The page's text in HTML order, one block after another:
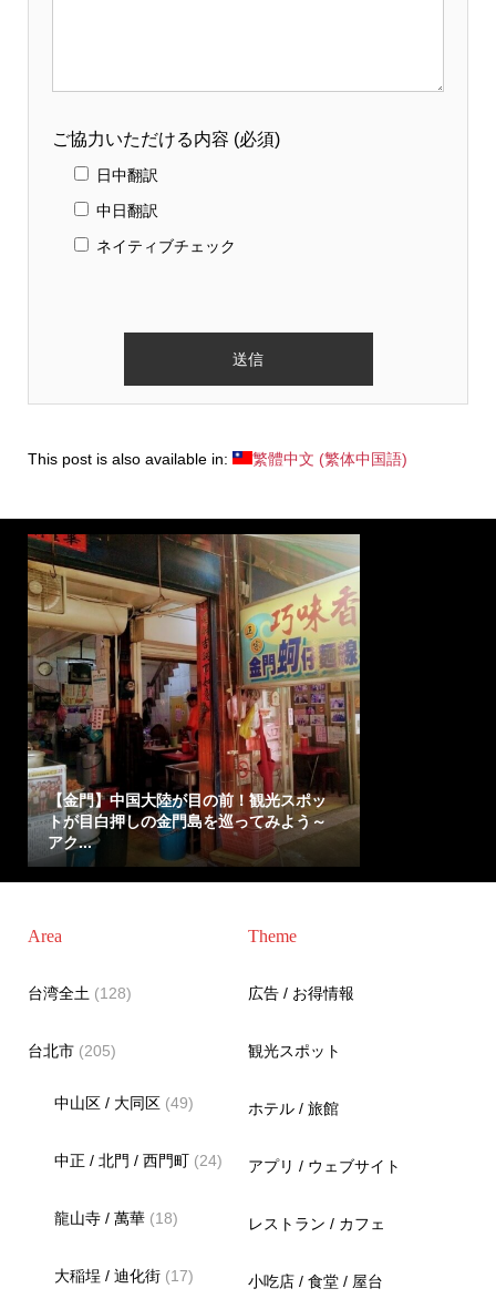
ご協力いただける内容 (必須)
日中翻訳
中日翻訳
ネイティブチェック
This post is also available in: 繁體中文 (繁体中国語)
【金門】中国大陸が目の前！観光スポッ
トが目白押しの金門島を巡ってみよう～
アク...
Area
台湾全土 (128)
台北市(205)
中山区 / 大同区 (49)
中正 / 北門 / 西門町 (24)
龍山寺 / 萬華 (18)
大稲埕 / 迪化街 (17)
Theme
広告 / お得情報
観光スポット
ホテル / 旅館
アプリ / ウェブサイト
レストラン / カフェ
小吃店 / 食堂 / 屋台